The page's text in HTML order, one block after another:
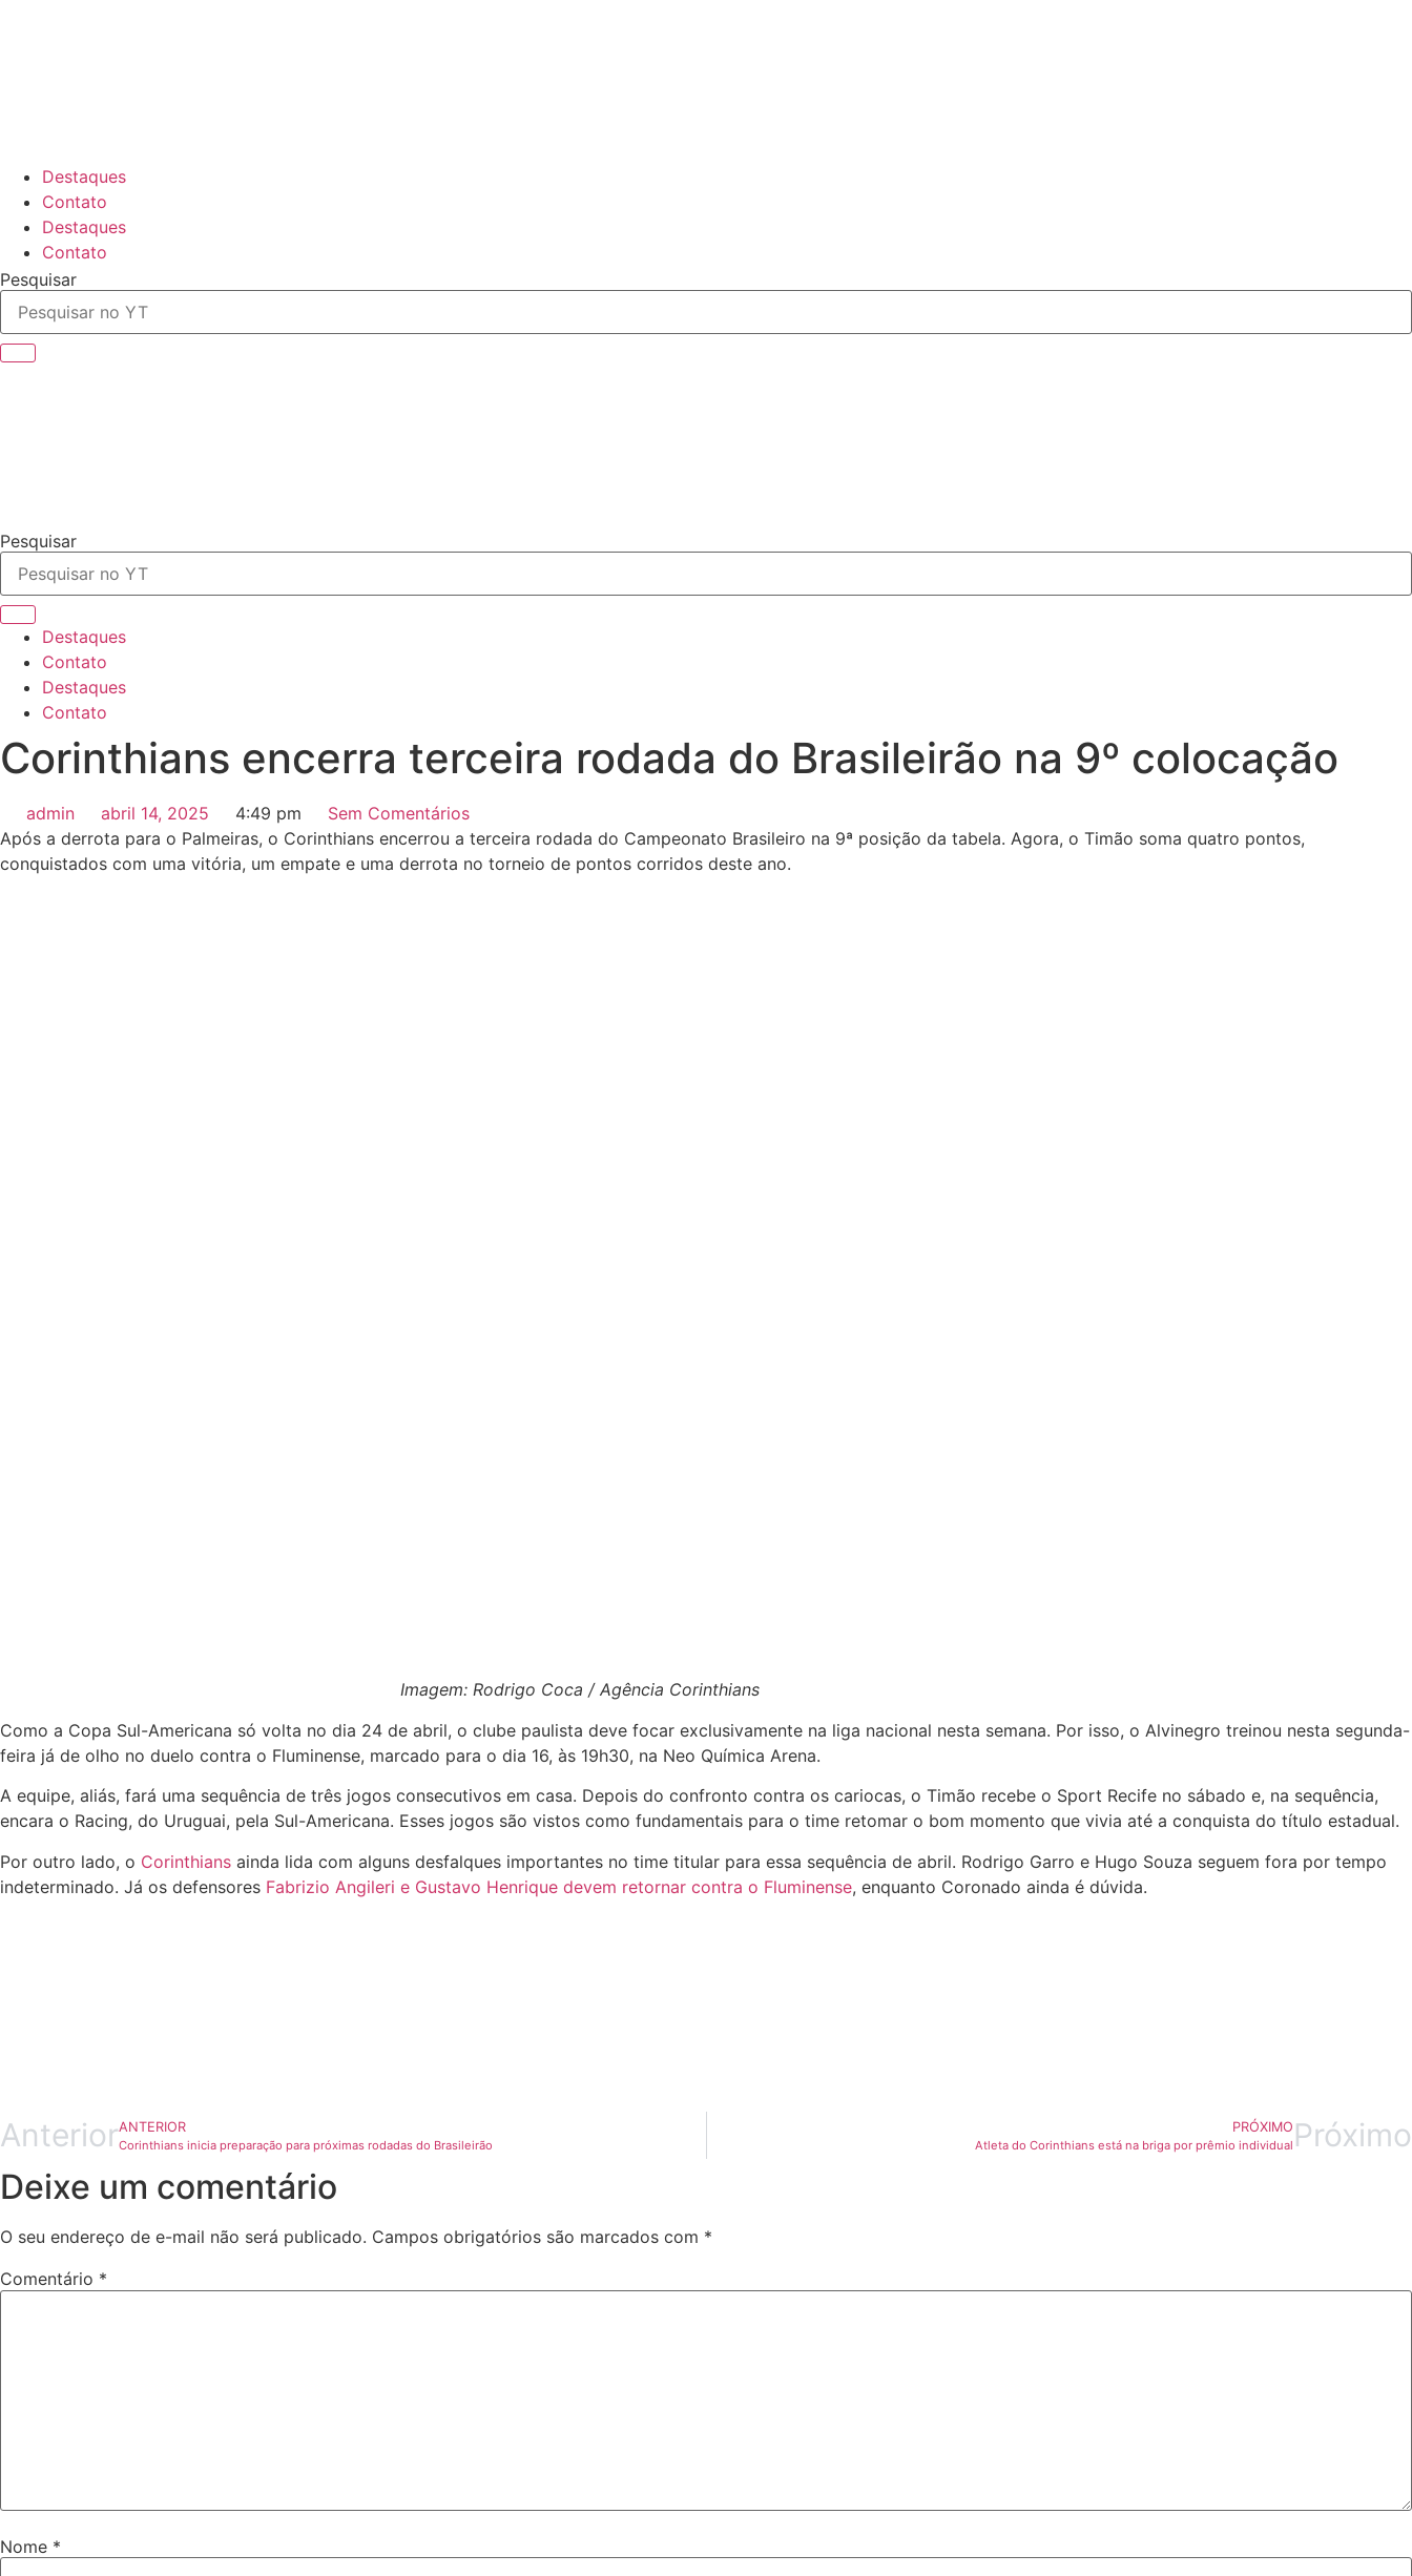
Destaques
Contato
Destaques
Contato
Pesquisar
Pesquisar
Destaques
Contato
Destaques
Contato
Corinthians encerra terceira rodada do Brasileirão na 9º colocação
admin abril 14, 2025 4:49 pm
Sem Comentários
Após a derrota para o Palmeiras, o Corinthians encerrou a terceira rodada do Campeonato Brasileiro na 9ª posição da tabela. Agora, o Timão soma quatro pontos,
conquistados com uma vitória, um empate e uma derrota no torneio de pontos corridos deste ano.
Imagem: Rodrigo Coca / Agência Corinthians
Como a Copa Sul-Americana só volta no dia 24 de abril, o clube paulista deve focar exclusivamente na liga nacional nesta semana. Por isso, o Alvinegro treinou nesta segunda-
feira já de olho no duelo contra o Fluminense, marcado para o dia 16, às 19h30, na Neo Química Arena.
A equipe, aliás, fará uma sequência de três jogos consecutivos em casa. Depois do confronto contra os cariocas, o Timão recebe o Sport Recife no sábado e, na sequência,
encara o Racing, do Uruguai, pela Sul-Americana. Esses jogos são vistos como fundamentais para o time retomar o bom momento que vivia até a conquista do título estadual.
Por outro lado, o Corinthians ainda lida com alguns desfalques importantes no time titular para essa sequência de abril. Rodrigo Garro e Hugo Souza seguem fora por tempo
indeterminado. Já os defensores Fabrizio Angileri e Gustavo Henrique devem retornar contra o Fluminense, enquanto Coronado ainda é dúvida.
AnteriorANTERIOR
Corinthians inicia preparação para próximas rodadas do Brasileirão
PRÓXIMO
Atleta do Corinthians está na briga por prêmio individual Próximo
Deixe um comentário
O seu endereço de e-mail não será publicado. Campos obrigatórios são marcados com *
Comentário *
Nome *